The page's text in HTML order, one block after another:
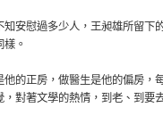
安慰過多少人，王昶雄所留下
。
的正房，做醫生是他的偏房，
對著文學的熱情，到老、到要